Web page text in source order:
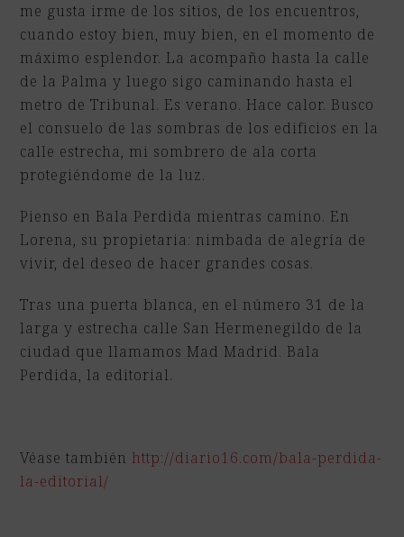
me gusta irme de los sitios, de los encuentros,
cuando estoy bien, muy bien, en el momento de
máximo esplendor. La acompaño hasta la calle
de la Palma y luego sigo caminando hasta el
metro de Tribunal. Es verano. Hace calor. Busco
el consuelo de las sombras de los edificios en la
calle estrecha, mi sombrero de ala corta
protegiéndome de la luz.
Pienso en Bala Perdida mientras camino. En
Lorena, su propietaria: nimbada de alegría de
vivir, del deseo de hacer grandes cosas.
Tras una puerta blanca, en el número 31 de la
larga y estrecha calle San Hermenegildo de la
ciudad que llamamos Mad Madrid. Bala
Perdida, la editorial.
Véase también http://diario16.com/bala-perdida-
la-editorial/